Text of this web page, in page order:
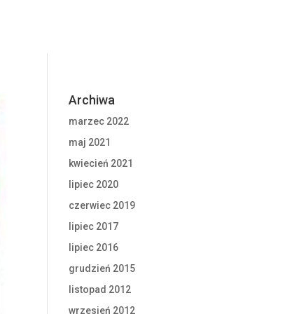
Archiwa
marzec 2022
maj 2021
kwiecień 2021
lipiec 2020
czerwiec 2019
lipiec 2017
lipiec 2016
grudzień 2015
listopad 2012
wrzesień 2012